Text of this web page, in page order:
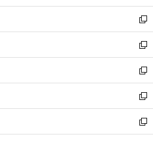
開
く
ウ
で
開
く
ン
ド
ウ
で
開
く
ウ
ィ
ン
ド
ウ
で
開
く
新
し
い
ウ
ィ
ン
ド
ウ
で
開
新
し
い
ウ
ィ
ン
ド
ウ
新
し
い
ウ
ィ
ン
新
し
い
ウ
新
し